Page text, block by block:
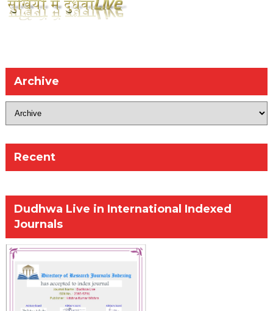
Archive
Recent
Dudhwa Live in International Indexed
Journals